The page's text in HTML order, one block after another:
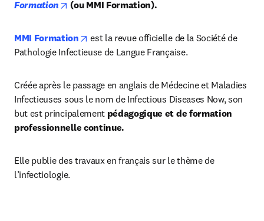
Formation
opens in new tab/window
(ou MMI Formation).
MMI Formation opens in new tab/window
est la revue officielle de la Société de
Pathologie Infectieuse de Langue Française.
Créée après le passage en anglais de Médecine et Maladies
Infectieuses sous le nom de Infectious Diseases Now, son
but est principalement pédagogique et de formation
professionnelle continue.
Elle publie des travaux en français sur le thème de
l’infectiologie.